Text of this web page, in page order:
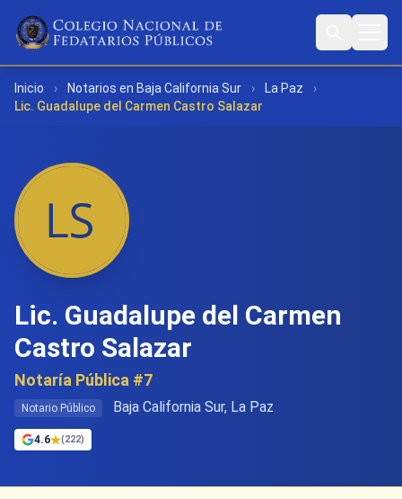
Inicio › Notarios en Baja California Sur › La Paz
›
Lic. Guadalupe del Carmen Castro Salazar
Lic. Guadalupe del Carmen
Castro Salazar
Notaría Pública #7
Notario Público Baja California Sur, La Paz
4.6 (222)